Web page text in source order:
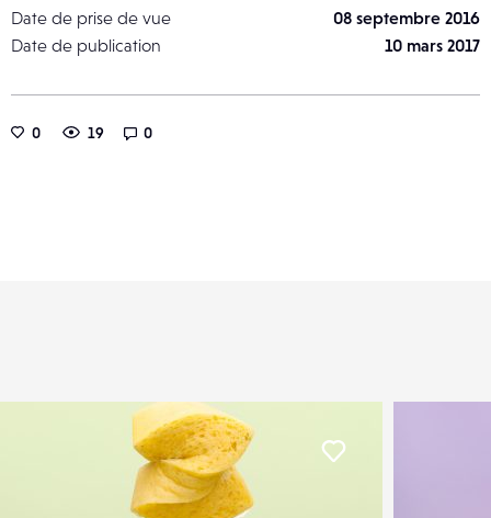
Date de prise de vue
08 septembre 2016
Date de publication
10 mars 2017
0 19 0